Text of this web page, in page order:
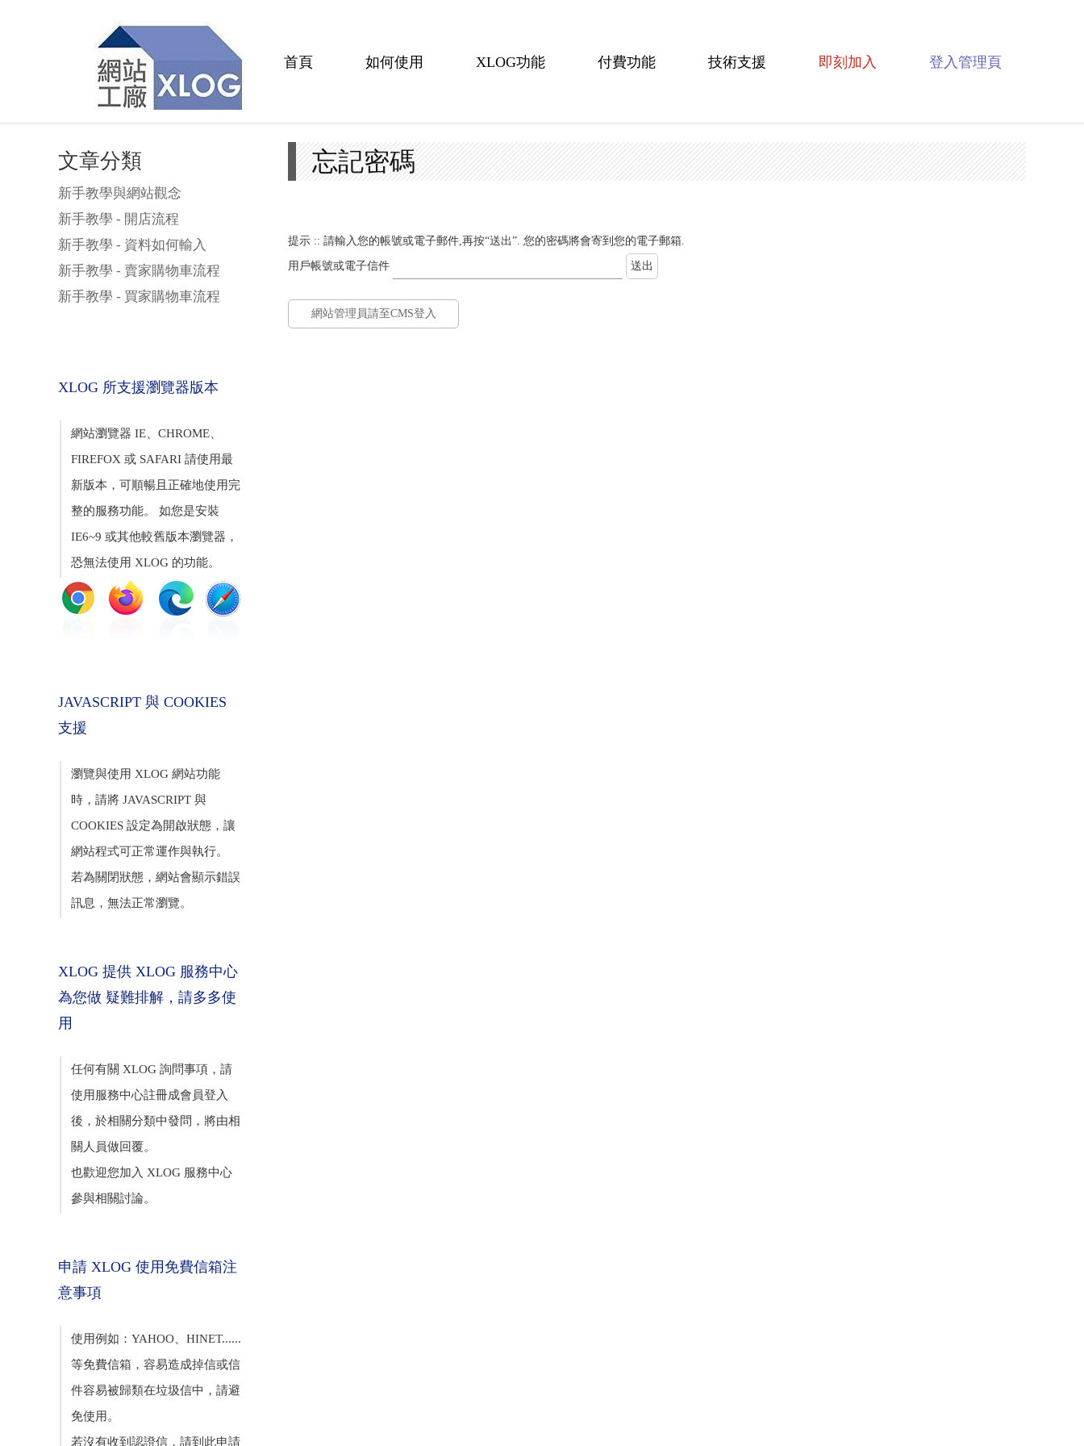
首頁 如何使用 XLOG功能 付費功能 技術支援 即刻加入 登入管理頁
文章分類
新手教學與網站觀念
新手教學 - 開店流程
新手教學 - 資料如何輸入
新手教學 - 賣家購物車流程
新手教學 - 買家購物車流程
XLOG 所支援瀏覽器版本
網站瀏覽器 IE、CHROME、
FIREFOX 或 SAFARI 請使用最
新版本，可順暢且正確地使用完
整的服務功能。 如您是安裝
IE6~9 或其他較舊版本瀏覽器，
恐無法使用 XLOG 的功能。
JAVASCRIPT 與 COOKIES
支援
瀏覽與使用 XLOG 網站功能
時，請將 JAVASCRIPT 與
COOKIES 設定為開啟狀態，讓
網站程式可正常運作與執行。
若為關閉狀態，網站會顯示錯誤
訊息，無法正常瀏覽。
XLOG 提供 XLOG 服務中心
為您做 疑難排解，請多多使
用
任何有關 XLOG 詢問事項，請
使用服務中心註冊成會員登入
後，於相關分類中發問，將由相
關人員做回覆。
也歡迎您加入 XLOG 服務中心
參與相關討論。
申請 XLOG 使用免費信箱注
意事項
使用例如：YAHOO、HINET......
等免費信箱，容易造成掉信或信
件容易被歸類在垃圾信中，請避
免使用。
若沒有收到認證信，請到此申請
忘記密碼
提示 :: 請輸入您的帳號或電子郵件,再按“送出”. 您的密碼將會寄到您的電子郵箱.
用戶帳號或電子信件
網站管理員請至CMS登入